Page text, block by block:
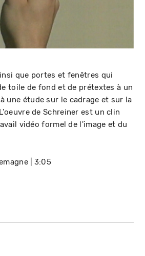
que portes et fenêtres qui
toile de fond et de prétextes à un
une étude sur le cadrage et sur la
de Schreiner est un clin
vidéo formel de l'image et du
3:05